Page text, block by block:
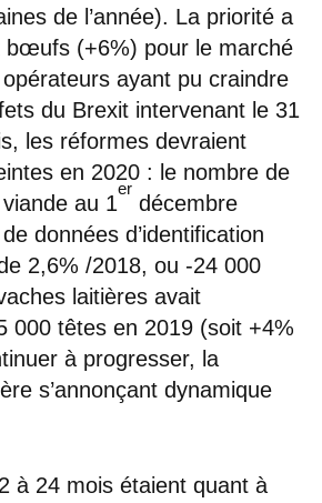
de l’année). La priorité a
bœufs (+6%) pour le marché
ayant pu craindre
du Brexit intervenant le 31
les réformes devraient
en 2020 : le nombre de
au 1
er
décembre
données d’identification
2,6% /2018, ou -24 000
laitières avait
000 têtes en 2019 (soit +4%
à progresser, la
s’annonçant dynamique
à 24 mois étaient quant à